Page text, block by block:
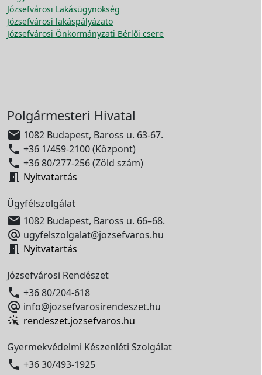
Józsefvárosi Lakásügynökség
Józsefvárosi lakáspályázato
Józsefvárosi Önkormányzati Bérlői csere
Polgármesteri Hivatal
 1082 Budapest, Baross u. 63-67.
 +36 1/459-2100 (Központ)
 +36 80/277-256 (Zöld szám)
 Nyitvatartás
Ügyfélszolgálat
 1082 Budapest, Baross u. 66–68.
 ugyfelszolgalat@jozsefvaros.hu
 Nyitvatartás
Józsefvárosi Rendészet
 +36 80/204-618
 info@jozsefvarosirendeszet.hu
rendeszet.jozsefvaros.hu
Gyermekvédelmi Készenléti Szolgálat
 +36 30/493-1925